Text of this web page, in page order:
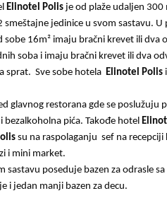
Elinotel Polis je od plaže udaljen
smeštajne jedinice u svom sastavu. U
sobe 16m² imaju bračni krevet ili dva
soba i imaju bračni krevet ili dva
sprat. Sve sobe hotela Elinotel Polis
glavnog restorana gde se poslužuju
bezalkoholna pića. Takođe hotel
su na raspolaganju sef na recepciji
i mini market.
sastavu poseduje bazen za odrasle
i jedan manji bazen za decu.